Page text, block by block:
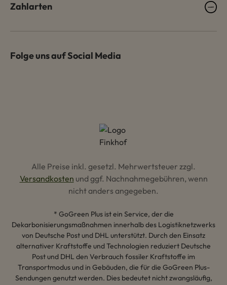
Zahlarten
Folge uns auf Social Media
Alle Preise inkl. gesetzl. Mehrwertsteuer zzgl.
Versandkosten und ggf. Nachnahmegebühren, wenn
nicht anders angegeben.
* GoGreen Plus ist ein Service, der die
Dekarbonisierungsmaßnahmen innerhalb des Logistiknetzwerks
von Deutsche Post und DHL unterstützt. Durch den Einsatz
alternativer Kraftstoffe und Technologien reduziert Deutsche
Post und DHL den Verbrauch fossiler Kraftstoffe im
Transportmodus und in Gebäuden, die für die GoGreen Plus-
Sendungen genutzt werden. Dies bedeutet nicht zwangsläufig,